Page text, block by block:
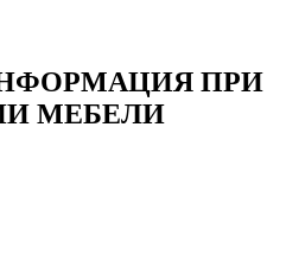
ПРИ
МЕБЕЛИ